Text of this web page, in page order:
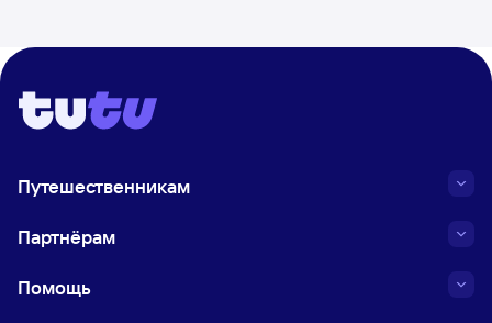
Путешественникам
Партнёрам
Помощь